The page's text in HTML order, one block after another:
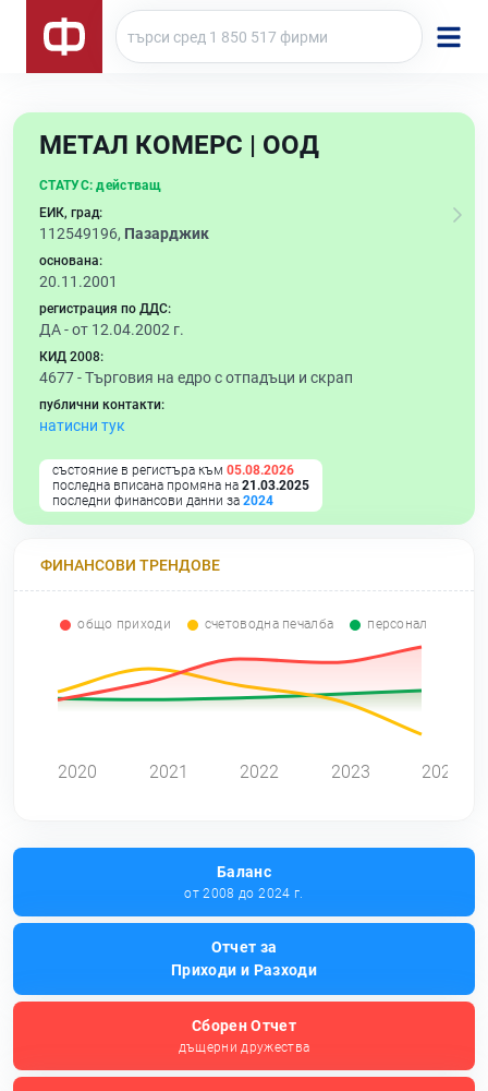
МЕТАЛ КОМЕРС | ООД
СТАТУС: действащ
ЕИК, град:
112549196, Пазарджик
основана:
20.11.2001
регистрация по ДДС:
ДА - от 12.04.2002 г.
КИД 2008:
4677 -Търговия на едро с отпадъци и скрап
публични контакти:
натисни тук
състояние в регистъра към 05.08.2026
последна вписана промяна на 21.03.2025
последни финансови данни за 2024
ФИНАНСОВИ ТРЕНДОВЕ
общо приходи счетоводна печалба персонал
2020 2021 2022 2023 2024
Баланс
от 2008 до 2024 г.
Отчет за
Приходи и Разходи
Сборен Отчет
дъщерни дружества